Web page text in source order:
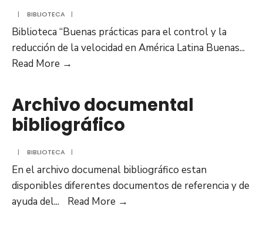
y
reducción
de
en
América
Latina
| BIBLIOTECA |
Biblioteca “Buenas prácticas para el control y la
reducción de la velocidad en América Latina Buenas...
Read More →
prácticas
para
el
y
la
reducción
de
Archivo documental
bibliográfico
| BIBLIOTECA |
En el archivo documenal bibliográfico estan
disponibles diferentes documentos de referencia y de
ayuda del... Read More →